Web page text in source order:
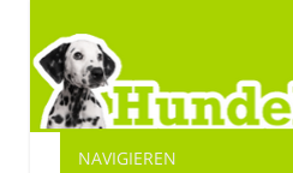
NAVIGIEREN